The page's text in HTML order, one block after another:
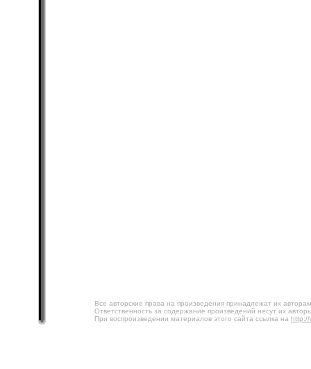
Все авторские права на произведения принадлежат их
Ответственность за содержание произведений несут их
При воспроизведении материалов этого сайта ссылка на http://